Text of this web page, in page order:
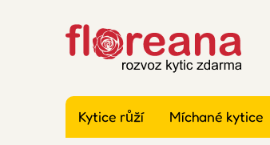
Kytice růží Míchané kytice